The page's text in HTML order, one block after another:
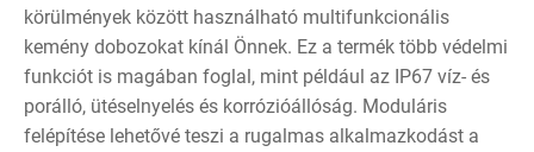
körülmények között használható multifunkcionális
kemény dobozokat kínál Önnek. Ez a termék több védelmi
funkciót is magában foglal, mint például az IP67 víz- és
porálló, ütéselnyelés és korrózióállóság. Moduláris
felépítése lehetővé teszi a rugalmas alkalmazkodást a